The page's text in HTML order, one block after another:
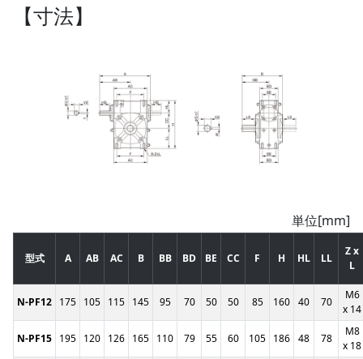
【寸法】
単位[mm]
型式 A AB AC B BB BD BE CC F H HL LL
Z x
L
N-PF12 175 105 115 145 95 70 50 50 85 160 40 70
M6
x 14
N-PF15 195 120 126 165 110 79 55 60 105 186 48 78
M8
x 18